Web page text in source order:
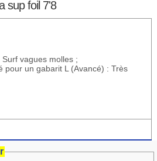
sup foil 7'8
Surf vagues molles ;
pour un gabarit L (Avancé) : Très